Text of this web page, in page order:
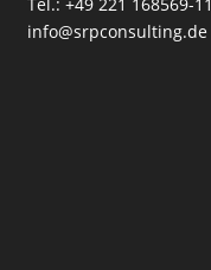
info@srpconsulting.de